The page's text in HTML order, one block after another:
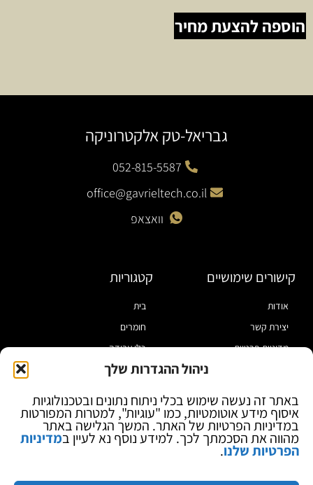
ניהול ההגדרות שלך
באתר זה נעשה שימוש בכלי ניתוח נתונים ובטכנולוגיות
איסוף מידע אוטומטיות, כמו "עוגיות", למטרות המפורטות
במדיניות הפרטיות של האתר. המשך הגלישה באתר
מהווה את הסכמתך לכך. למידע נוסף נא לעיין במדיניות
הפרטיות שלנו.
הוספה להצעת מחיר
גבריאל-טק אלקטרוניקה
052-815-5587
office@gavrieltech.co.il
וואצאפ
קישורים שימושיים
אודות
יצירת קשר
מדיניות פרטיות
בלוג
קטגוריות
בית
חומרים
כלי עבודה
מוצרי הלחמה
ספקי כח ומודדים
ציוד אופטי להגדלה